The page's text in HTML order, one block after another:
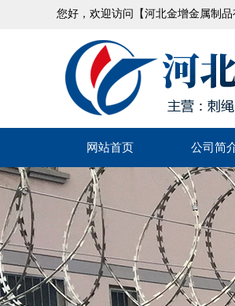
您好，欢迎访问【河北金增金属制品
网站首页 公司简